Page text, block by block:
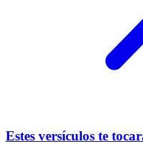
Estes versículos te